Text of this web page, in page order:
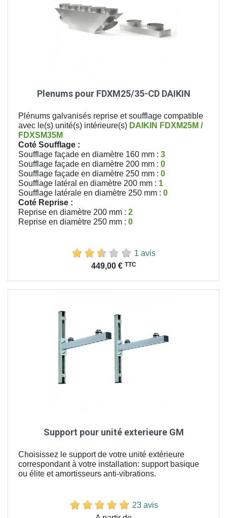
Plenums pour FDXM25/35-CD DAIKIN
Plénums galvanisés reprise et soufflage compatible
avec le(s) unité(s) intérieure(s) DAIKIN FDXM25M /
FDXSM35M
Coté Soufflage :
Soufflage façade en diamètre 160 mm : 3
Soufflage façade en diamètre 200 mm : 0
Soufflage façade en diamètre 250 mm : 0
Soufflage latéral en diamètre 200 mm : 1
Soufflage latérale en diamètre 250 mm : 0
Coté Reprise :
Reprise en diamètre 200 mm : 2
Reprise en diamètre 250 mm : 0
1 avis
449,00 € TTC
Support pour unité exterieure GM
Choisissez le support de votre unité extérieure
correspondant à votre installation: support basique
ou élite et amortisseurs anti-vibrations.
23 avis